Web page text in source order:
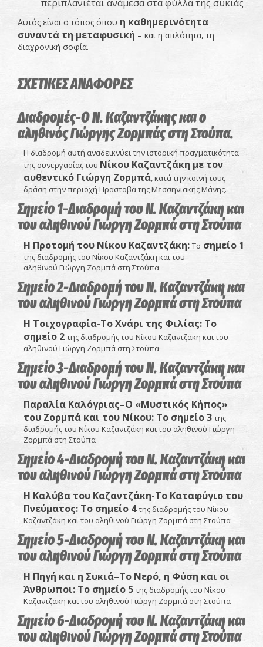
περιπλανιέται ανάμεσα στα φύλλα της συκιάς
Αυτός είναι ο τόπος όπου η καθημερινότητα
συναντά τη μεταφυσική – και η απλότητα, τη
διαχρονική σοφία.
ΣΧΕΤΙΚΕΣ ΑΝΑΦΟΡΕΣ
Διαδρομές-Ο N. Καζαντζάκης και ο
αληθινός Γιώργης Ζορμπάς στη Στούπα.
Η διαδρομή αυτή αναδεικνύει την ιστορική πραγματικότητα
της συνεργασίας του Νίκου Καζαντζάκη με τον
αυθεντικό Γιώργη Ζορμπά, κατά την κοινή τους
δράση στην περιοχή Πραστοβά της Μεσσηνιακής Μάνης.
Σημείο 1-Διαδρομή του Ν. Καζαντζάκη και
του αληθινού Γιώργη Ζορμπά στη Στούπα
Η Προτομή του Νίκου Καζαντζάκη: Το σημείο 1
της διαδρομής του Νίκου Καζαντζάκη και του
αληθινού Γιώργη Ζορμπά στη Στούπα
Σημείο 2-Διαδρομή του Ν. Καζαντζάκη και
του αληθινού Γιώργη Ζορμπά στη Στούπα
Η Τοιχογραφία-Το Χνάρι της Φιλίας: Το
σημείο 2 της διαδρομής του Νίκου Καζαντζάκη και του
αληθινού Γιώργη Ζορμπά στη Στούπα
Σημείο 3-Διαδρομή του Ν. Καζαντζάκη και
του αληθινού Γιώργη Ζορμπά στη Στούπα
Παραλία Καλόγριας–Ο «Μυστικός Κήπος»
του Ζορμπά και του Νίκου: Το σημείο 3 της
διαδρομής του Νίκου Καζαντζάκη και του αληθινού Γιώργη
Ζορμπά στη Στούπα
Σημείο 4-Διαδρομή του Ν. Καζαντζάκη και
του αληθινού Γιώργη Ζορμπά στη Στούπα
Η Καλύβα του Καζαντζάκη-Το Καταφύγιο του
Πνεύματος: Το σημείο 4της διαδρομής του Νίκου
Καζαντζάκη και του αληθινού Γιώργη Ζορμπά στη Στούπα
Σημείο 5-Διαδρομή του Ν. Καζαντζάκη και
του αληθινού Γιώργη Ζορμπά στη Στούπα
Η Πηγή και η Συκιά–Το Νερό, η Φύση και οι
Άνθρωποι: Το σημείο 5 της διαδρομής του Νίκου
Καζαντζάκη και του αληθινού Γιώργη Ζορμπά στη Στούπα
Σημείο 6-Διαδρομή του Ν. Καζαντζάκη και
του αληθινού Γιώργη Ζορμπά στη Στούπα